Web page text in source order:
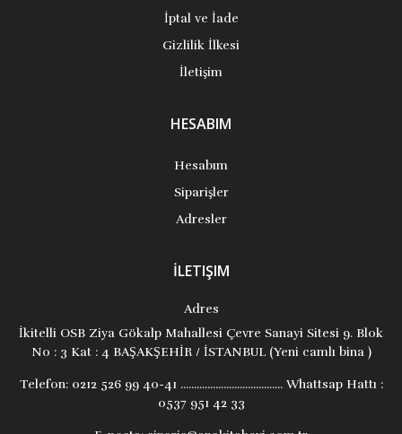
İptal ve İade
Gizlilik İlkesi
İletişim
HESABIM
Hesabım
Siparişler
Adresler
İLETIŞIM
Adres
İkitelli OSB Ziya Gökalp Mahallesi Çevre Sanayi Sitesi 9. Blok
No : 3 Kat : 4 BAŞAKŞEHİR / İSTANBUL (Yeni camlı bina )
Telefon:0212 526 99 40-41 ...................................... Whattsap Hattı :
0537 951 42 33